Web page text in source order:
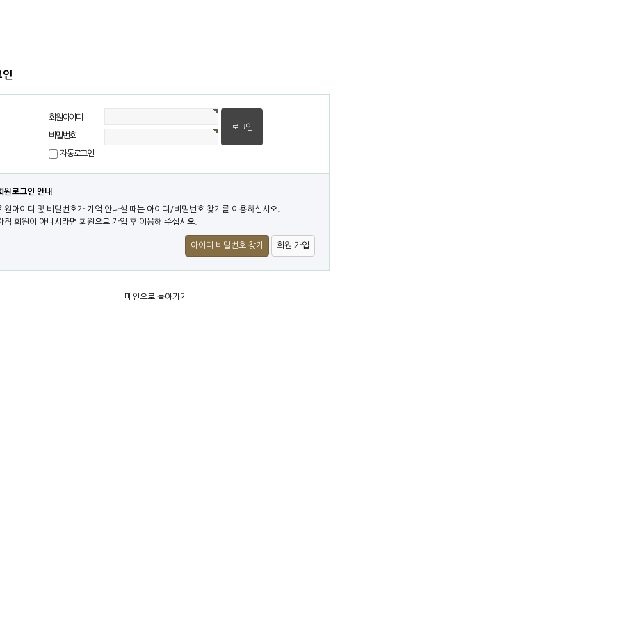
인
회원아이디
비밀번호
자동로그인
원로그인 안내
원아이디 및 비밀번호가 기억 안나실 때는 아이디/비밀번호 찾기를 이용하십시오.
직 회원이 아니시라면 회원으로 가입 후 이용해 주십시오.
아이디 비밀번호 찾기 회원 가입
메인으로 돌아가기